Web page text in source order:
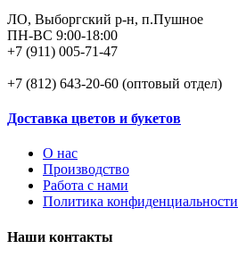
ЛО, Выборгский р-н, п.Пушное
ПН-ВС 9:00-18:00
+7 (911) 005-71-47
+7 (812) 643-20-60 (оптовый отдел)
Доставка цветов и букетов
О нас
Производство
Работа с нами
Политика конфиденциальности
Наши контакты